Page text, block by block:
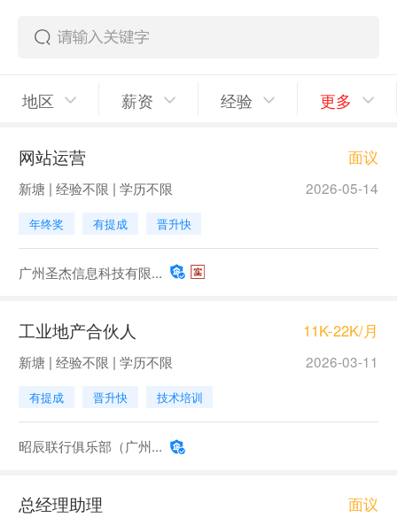
地区 薪资 经验 更多
网站运营 面议
新塘 | 经验不限 | 学历不限 2026-05-14
年终奖 有提成 晋升快
广州圣杰信息科技有限...
工业地产合伙人 11K-22K/月
新塘 | 经验不限 | 学历不限 2026-03-11
有提成 晋升快 技术培训
昭辰联行俱乐部（广州...
总经理助理 面议